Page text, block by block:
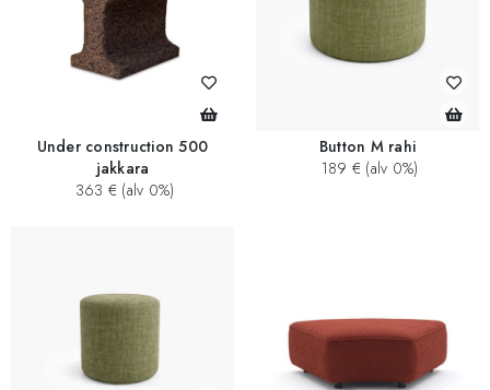
Under construction 500
jakkara
363 € (alv 0%)
Button M rahi
189 € (alv 0%)